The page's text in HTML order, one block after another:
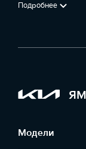
Подробнее
Модели